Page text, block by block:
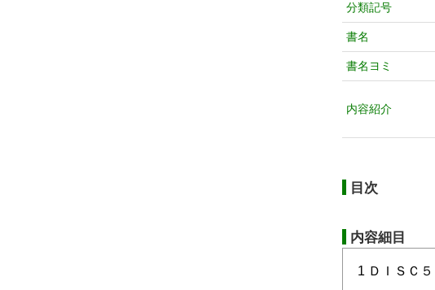
分類記号
書名
書名ヨミ
内容紹介
目次
内容細目
1 ＤＩＳＣ５